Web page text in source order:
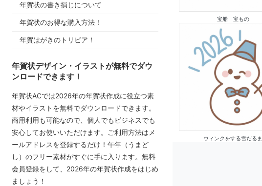
年賀状の書き損じについて
年賀状のお得な購入方法！
年賀はがきのトリビア！
年賀状デザイン・イラストが無料でダウ
ンロードできます！
年賀状ACでは2026年の年賀状作成に役立つ素
材やイラストを無料でダウンロードできます。
商用利用も可能なので、個人でもビジネスでも
安心してお使いいただけます。ご利用方法はメ
ールアドレスを登録するだけ！午年（うまど
し）のフリー素材がすぐに手に入ります。無料
会員登録をして、2026年の年賀状作成をはじめ
ましょう！
宝船 宝もの
ウィンクをする雪だるま